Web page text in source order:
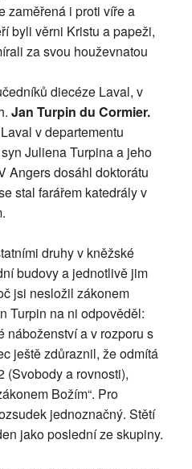
zaměřená i proti víře a
byli věrni Kristu a papeži,
za svou houževnatou
diecéze Laval, v
Jan Turpin du Cormier.
v departementu
Juliena Turpina a jeho
Angers dosáhl doktorátu
stal farářem katedrály v
druhy v kněžské
budovy a jednotlivě jim
jsi nesložil zákonem
Turpin na ni odpověděl:
náboženství a v rozporu s
ještě zdůraznil, že odmítá
(Svobody a rovnosti),
Božím“. Pro
jednoznačný. Stětí
jako poslední ze skupiny.